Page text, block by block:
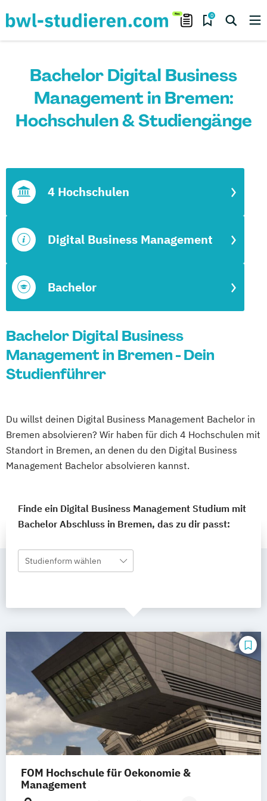
0
Bachelor Digital Business
Management in Bremen:
Hochschulen & Studiengänge
Bachelor
Digital Business Management
4 Hochschulen
Bachelor Digital Business
Management in Bremen - Dein
Studienführer
Du willst deinen Digital Business Management Bachelor in
Bremen absolvieren? Wir haben für dich 4 Hochschulen mit
Standort in Bremen, an denen du den Digital Business
Management Bachelor absolvieren kannst.
Finde ein Digital Business Management Studium mit
Bachelor Abschluss in Bremen, das zu dir passt:
Studienform wählen
FOM Hochschule für Oekonomie &
Management